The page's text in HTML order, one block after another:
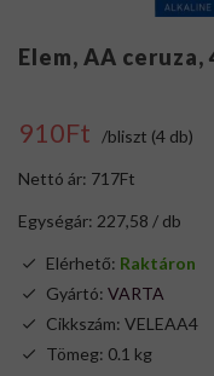
Elem, AA
910Ft /bliszt (4 db)
Nettó ár: 717Ft
Egységár: 227,58 / db
Elérhető: Raktáron
Gyártó: VARTA
Cikkszám: VELEAA4
Tömeg: 0.1 kg